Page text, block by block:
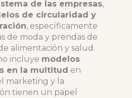
de las empresas,
de circularidad y
, específicamente
de moda y prendas de
alimentación y salud.
incluye modelos
en la multitud en
marketing y la
tienen un papel